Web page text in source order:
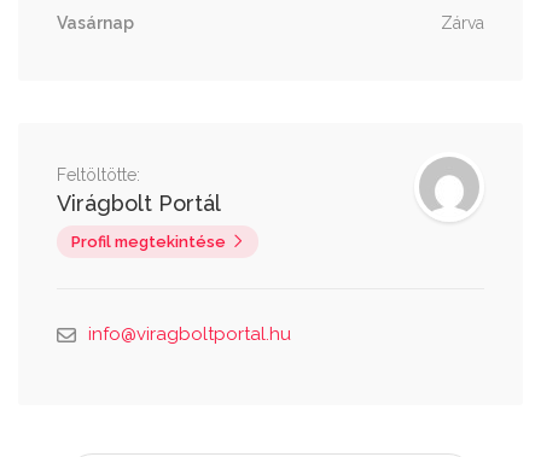
Vasárnap
Zárva
Feltöltötte:
Virágbolt Portál
Profil megtekintése
info@viragboltportal.hu